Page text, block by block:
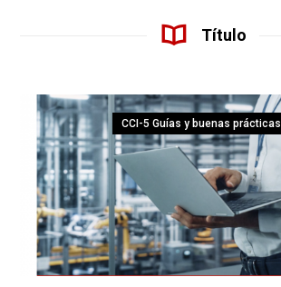
Título
CCI-5 Guías y buenas prácticas